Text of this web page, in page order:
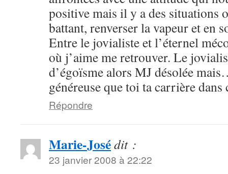
positive mais il y a des situations
battant, renverser la vapeur et en
Entre le jovialiste et l’éternel
où j’aime me retrouver. Le
d’égoïsme alors MJ désolée
généreuse que toi ta carrière
Répondre
Marie-Josédit :
23 janvier 2008 à 22:22